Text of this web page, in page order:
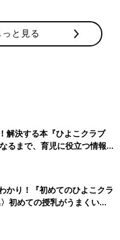
けって…」
を巻き起こした婚活コミッ
が婚活するとこうなる』か
こみが止まらに育児日記』
万を誇る爆笑コミック
載人生を・・・という謎の
る」（共に新書館）、「腐
」（一迅社）、「つっこみ
こみが止まらない育児日
ど。たまひよのサイトで、
と見る
解決する本『ひよこクラブ
まで、育児に役立つ情報が
かり！『初めてのひよこクラ
初めての授乳がうまくい
基本と夏のトラブル 解決テ